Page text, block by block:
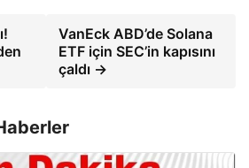
VanEck ABD’de Solana
ETF için SEC’in kapısını
çaldı →